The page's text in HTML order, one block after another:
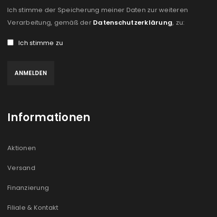
Ich stimme der Speicherung meiner Daten zur weiteren
Verarbeitung, gemäß der Datenschutzerklärung, zu:
Ich stimme zu
Informationen
Aktionen
Versand
Finanzierung
Filiale & Kontakt